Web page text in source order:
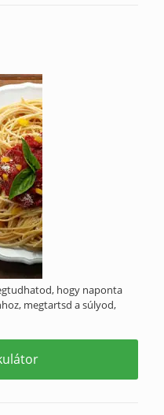
hogy naponta
megtartsd a súlyod,